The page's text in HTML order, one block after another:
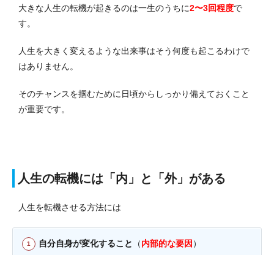
大きな人生の転機が起きるのは一生のうちに2〜3回程度で
す。
人生を大きく変えるような出来事はそう何度も起こるわけで
はありません。
そのチャンスを掴むために日頃からしっかり備えておくこと
が重要です。
人生の転機には「内」と「外」がある
人生を転機させる方法には
自分自身が変化すること （内部的な要因 ）